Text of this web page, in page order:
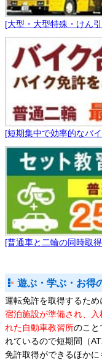
[大型・大型特殊・けん
[短期集中で効率的なバ
[普通車と二輪の同時取
遊ぶ・学ぶ・お得
運転免許を取得するため
宿泊施設が準備され、
れた自動車教習所のこと
れているので短期間（
免許取得ができるほか